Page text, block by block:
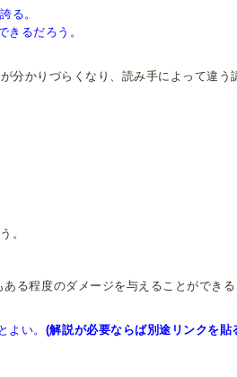
る。
るだろう。
分かりづらくなり、読み手によって違う
。
る程度のダメージを与えることができ
よい。 (解説が必要ならば別途リンクを貼